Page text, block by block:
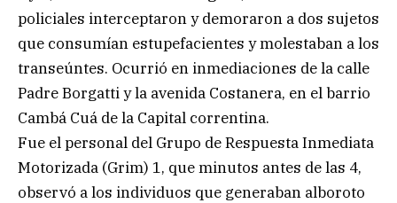
policiales interceptaron y demoraron a dos sujetos
que consumían estupefacientes y molestaban a los
transeúntes. Ocurrió en inmediaciones de la calle
Padre Borgatti y la avenida Costanera, en el barrio
Cambá Cuá de la Capital correntina.
Fue el personal del Grupo de Respuesta Inmediata
Motorizada (Grim) 1, que minutos antes de las 4,
observó a los individuos que generaban alboroto